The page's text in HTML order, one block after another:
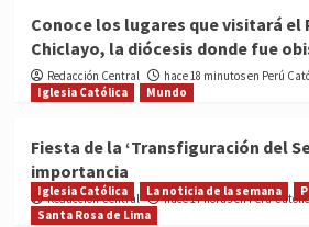
Conoce los lugares que visitará el
Chiclayo, la diócesis donde fue
Redacción Central
hace 18 minutos en Perú
Iglesia Católica
Mundo
Fiesta de la ‘Transfiguración del
importancia
Redacción Central hace 17 horas en Perú
Iglesia Católica La noticia de la semana
Santa Rosa de Lima